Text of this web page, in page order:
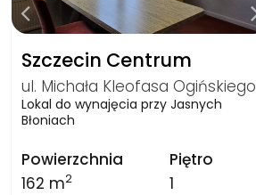
Szczecin Centrum
ul. Michała Kleofasa Ogińskiego
Lokal do wynajęcia przy Jasnych
Błoniach
Powierzchnia
162 m2
Piętro
1